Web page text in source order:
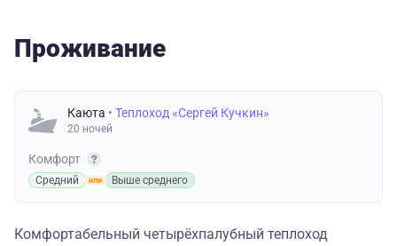
Проживание
Каюта • Теплоход «Сергей Кучкин»
20 ночей
Комфорт
Средний Выше среднего
Комфортабельный четырёхпалубный теплоход